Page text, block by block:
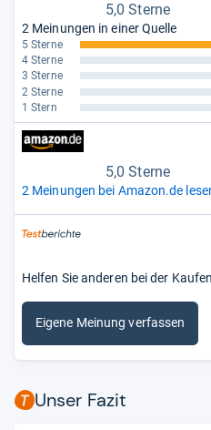
5,0 Sterne
2 Meinungen in einer Quelle
5 Sterne
4 Sterne
3 Sterne
2 Sterne
1 Stern
5,0 Sterne
2 Meinungen bei Amazon.de
Helfen Sie anderen bei der
Eigene Meinung verfassen
Unser Fazit